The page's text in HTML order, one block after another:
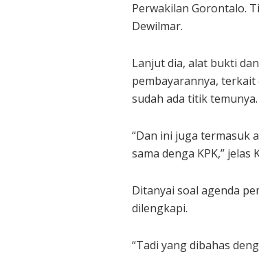
Perwakilan Gorontalo.
Dewilmar.
Lanjut dia, alat bukti
pembayarannya,
sudah ada titik temunya.
“Dan ini juga termasuk
sama denga KPK,” jelas
Ditanyai soal agenda
dilengkapi.
“Tadi yang dibahas